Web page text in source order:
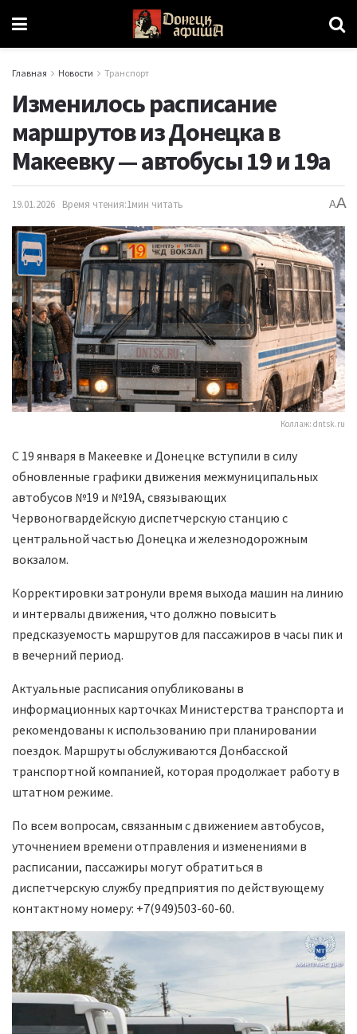
Главная Новости Транспорт
Изменилось расписание
маршрутов из Донецка в
Макеевку — автобусы 19 и 19а
19.01.2026 Время чтения:1мин читать AA
Коллаж: dntsk.ru
С 19 января в Макеевке и Донецке вступили в силу
обновленные графики движения межмуниципальных
автобусов №19 и №19А, связывающих
Червоногвардейскую диспетчерскую станцию с
центральной частью Донецка и железнодорожным
вокзалом.
Корректировки затронули время выхода машин на линию
и интервалы движения, что должно повысить
предсказуемость маршрутов для пассажиров в часы пик и
в вечерний период.
Актуальные расписания опубликованы в
информационных карточках Министерства транспорта и
рекомендованы к использованию при планировании
поездок. Маршруты обслуживаются Донбасской
транспортной компанией, которая продолжает работу в
штатном режиме.
По всем вопросам, связанным с движением автобусов,
уточнением времени отправления и изменениями в
расписании, пассажиры могут обратиться в
диспетчерскую службу предприятия по действующему
контактному номеру: +7(949)503-60-60.